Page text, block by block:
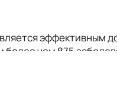
эффективным
более чем 875